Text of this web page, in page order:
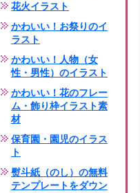
花火イラスト
かわいい！お祭りのイ
ラスト
かわいい！人物（女
性・男性）のイラスト
かわいい！花のフレー
ム・飾り枠イラスト素
材
保育園・園児のイラス
ト
熨斗紙（のし）の無料
テンプレートをダウン